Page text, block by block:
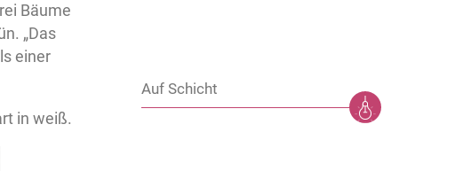
Bäume
„Das
einer
in weiß.
Auf Schicht